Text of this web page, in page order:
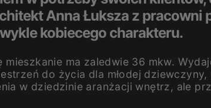
Anna Łuksza z
kobiecego charakteru.
ma zaledwie 36 mkw.
do życia dla młodej
w dziedzinie aranżacji wnętrz, ale